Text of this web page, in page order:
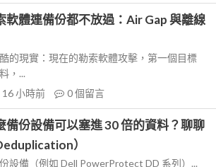
軟體連備份都不放過：Air Gap 與離線
的現實：現在的勒索軟體攻擊，第一個目標
，...
16 小時前 0個留言
備份設備可以塞進 30 倍的資料？聊聊
）
設備（例如 Dell PowerProtect DD 系列）...